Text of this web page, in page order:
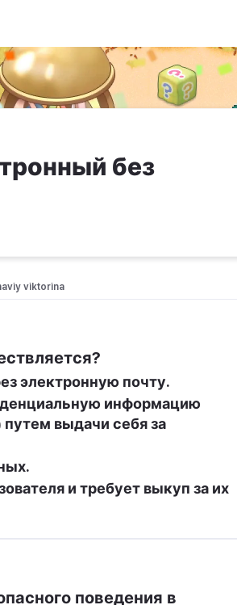
без
viktorina
электронную почту.
информацию
выдачи себя за
и требует выкуп за их
поведения в